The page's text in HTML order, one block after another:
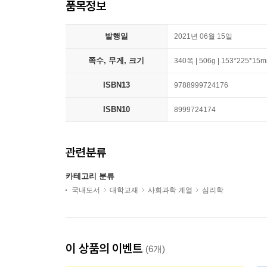
품목정보
발행일 2021년 06월 15일
쪽수, 무게, 크기 340쪽 | 506g |
ISBN13 9788999724176
ISBN10 8999724174
관련분류
카테고리 분류
국내도서 대학교재 사회과학 계열 심리학
이 상품의 이벤트 (6개)